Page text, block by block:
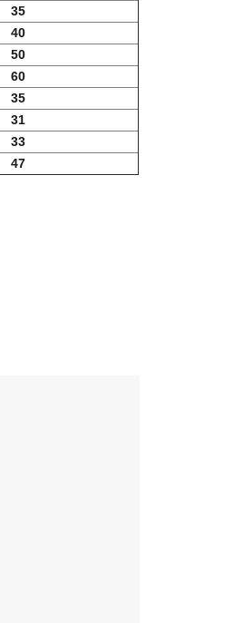
35
40
50
60
35
31
33
47